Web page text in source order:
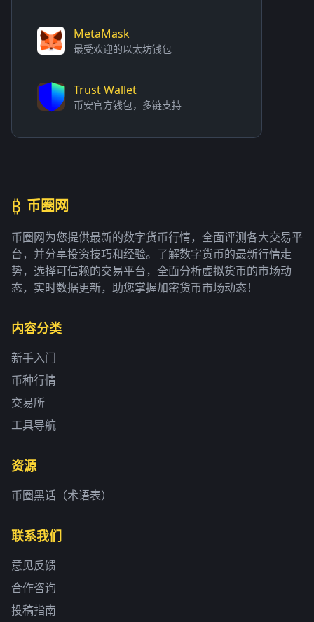
MetaMask
最受欢迎的以太坊钱包
Trust Wallet
币安官方钱包，多链支持
₿ 币圈网
币圈网为您提供最新的数字货币行情，全面评测各大交易平
台，并分享投资技巧和经验。了解数字货币的最新行情走
势，选择可信赖的交易平台，全面分析虚拟货币的市场动
态，实时数据更新，助您掌握加密货币市场动态！
内容分类
新手入门
币种行情
交易所
工具导航
资源
币圈黑话（术语表）
联系我们
意见反馈
合作咨询
投稿指南